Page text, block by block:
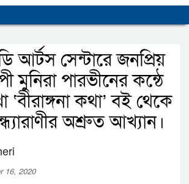
আর্টস সেন্টারে জনপ্রিয়
মুনিরা পারভীনের কন্ঠে
কথা’ বই থেকে
অশ্রুত আখ্যান।
16, 2020